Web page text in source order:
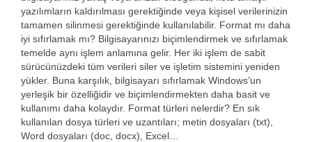
yazılımların kaldırılması gerektiğinde veya kişisel verilerinizin
tamamen silinmesi gerektiğinde kullanılabilir. Format mı daha
iyi sıfırlamak mı? Bilgisayarınızı biçimlendirmek ve sıfırlamak
temelde aynı işlem anlamına gelir. Her iki işlem de sabit
sürücünüzdeki tüm verileri siler ve işletim sistemini yeniden
yükler. Buna karşılık, bilgisayarı sıfırlamak Windows’un
yerleşik bir özelliğidir ve biçimlendirmekten daha basit ve
kullanımı daha kolaydır. Format türleri nelerdir? En sık
kullanılan dosya türleri ve uzantıları; metin dosyaları (txt),
Word dosyaları (doc, docx), Excel…